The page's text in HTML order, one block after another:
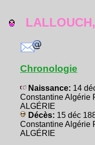
Chronologie
Naissance: 14
Constantine Algérie
ALGÉRIE
Décès: 15 déc
Constantine Algérie
ALGÉRIE